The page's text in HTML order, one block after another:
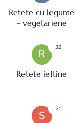
Retete cu legume
- vegetariene
R
Retete ieftine
32
S
21